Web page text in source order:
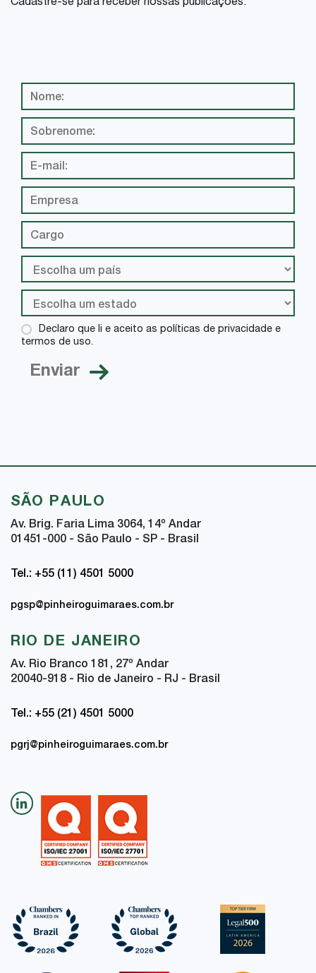
Cadastre-se para receber nossas publicações:
Declaro que li e aceito as políticas de privacidade e
termos de uso.
SÃO PAULO
Av. Brig. Faria Lima 3064, 14º Andar
01451-000 - São Paulo - SP - Brasil
Tel.: +55 (11) 4501 5000
pgsp@pinheiroguimaraes.com.br
RIO DE JANEIRO
Av. Rio Branco 181, 27º Andar
20040-918 - Rio de Janeiro - RJ - Brasil
Tel.: +55 (21) 4501 5000
pgrj@pinheiroguimaraes.com.br